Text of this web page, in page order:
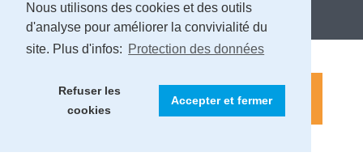
Nous utilisons des cookies et des outils
d'analyse pour améliorer la convivialité du
site. Plus d'infos: Protection des données
Refuser les
cookies
Accepter et fermer
MENTIONS LÉGALES ET PROTECTION DES DONNÉES